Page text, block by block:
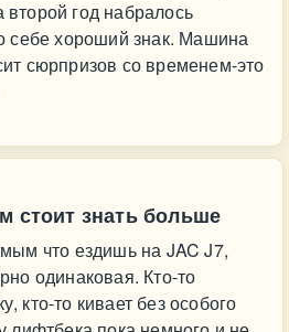
год набралось
себе хороший знак. Машина
сюрпризов со временем-это
стоит знать больше
что ездишь на JAC J7,
одинаковая. Кто-то
кто-то кивает без особого